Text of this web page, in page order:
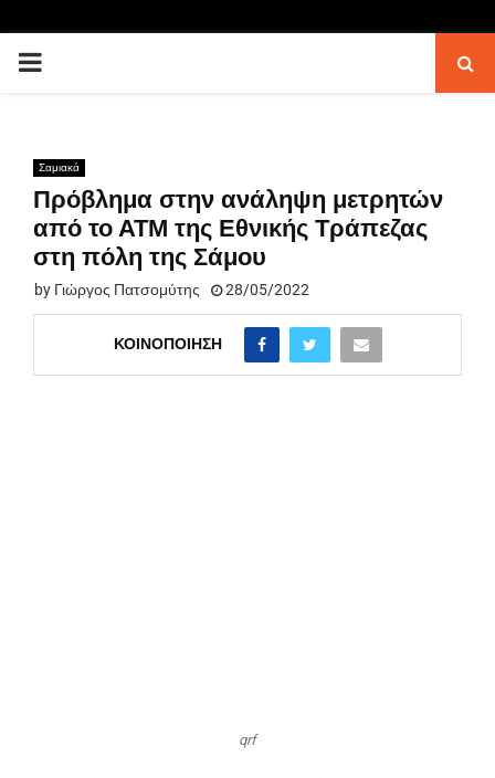
PRIMARY
Σαμιακά
Πρόβλημα στην ανάληψη μετρητών
από το ΑΤΜ της Εθνικής Τράπεζας
στη πόλη της Σάμου
by Γιώργος Πατσομύτης 28/05/2022
ΚΟΙΝΟΠΟΊΗΣΗ
qrf